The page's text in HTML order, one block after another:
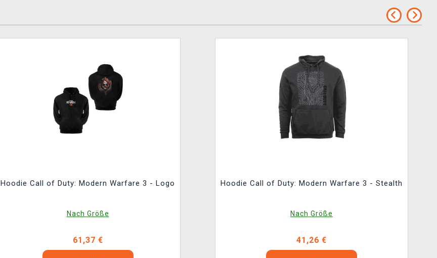
Hoodie Call of Duty: Modern Warfare 3 - Logo
Nach Größe
61,37 €
Hoodie Call of Duty: Modern Warfare 3 - Stealth
Nach Größe
41,26 €